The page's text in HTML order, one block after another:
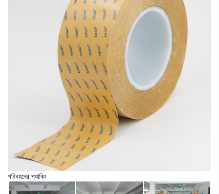
পরিবহনের প্যাকিং